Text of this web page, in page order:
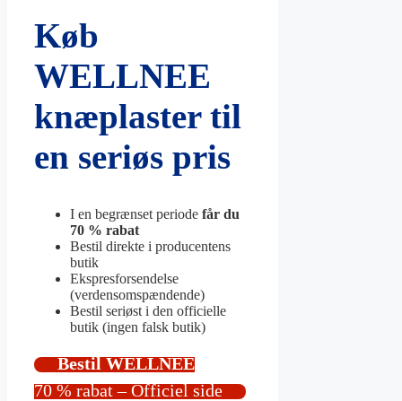
Køb
WELLNEE
knæplaster til
en seriøs pris
I en begrænset periode får du
70 % rabat
Bestil direkte i producentens
butik
Ekspresforsendelse
(verdensomspændende)
Bestil seriøst i den officielle
butik (ingen falsk butik)
Bestil WELLNEE
70 % rabat – Officiel side